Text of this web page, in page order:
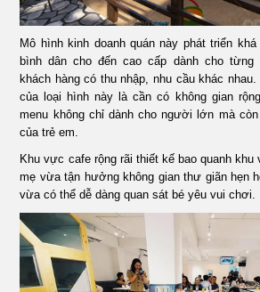
Mô hình kinh doanh quán này phát triển
bình dân cho đến cao cấp dành cho từng
khách hàng có thu nhập, nhu cầu khác
của loại hình này là cần có không gian
menu không chỉ dành cho người lớn mà
của trẻ em.
Khu vực cafe rộng rãi thiết kế bao quanh
mẹ vừa tận hưởng không gian thư giãn hẹn
vừa có thể dễ dàng quan sát bé yêu vui chơi.